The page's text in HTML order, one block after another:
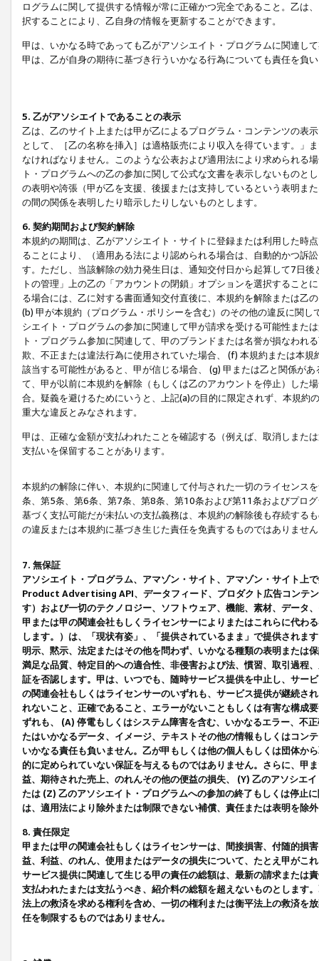
ログラムに関して提供する情報が常に正確かつ完全であること。乙は
択することにより、乙自身の情報を更新することができます。
甲は、いかなる時であっても乙がアソシエイト・プログラムに関連し
甲は、乙が自身の期待に基づき行ういかなる行為についても責任を負
5. 乙がアソシエイトであることの表示
乙は、乙のサイト上または甲が乙によるプログラム・コンテンツの表
として、［乙の名称を挿入］は適格販売により収入を得ています。」
なければなりません。このような公表および適用法により求められる
ト・プログラムへの乙の参加に関して公式な文書を表示しないもの
の表明や誇張（甲が乙を支援、後援または支持しているという表明ま
の間の関係を表明したり暗示したりしないものとします。
6. 契約期間および契約解除
本規約の期間は、乙がアソシエイト・サイトに登録または利用した時
ることにより、（適用ある法により認められる場合は、自動的かつ訴
す。ただし、当該解除の効力発生日は、通知交付日から起算して7日
トの管理」上の乙の「アカウントの閉鎖」オプションを選択するこ
る場合には、乙に対する書面通知交付直後に、本規約を解除または乙
(b) 甲が本規約（プログラム・ポリシーを含む）のその他の違反に関
シエイト・プログラムの参加に関連して甲が請求を受ける可能性また
ト・プログラム参加に関連して、甲のブランドまたは名誉が損なわれ
欺、不正または違法行為に使用されていた場合、 (f) 本規約または本
該当する可能性があると、甲が信じる場合、 (g) 甲または乙と関係が
て、甲が以前に本規約を解除（もしくは乙のアカウントを停止）した
合。疑義を避けるためにいうと、上記(a)の目的に限定されず、本規
重大な違反とみなされます。
甲は、正確な金額が支払われたことを確認する（例えば、取消しまた
支払いを保留することがあります。
本規約の解除に伴い、本規約に関連して付与された一切のライセンス
条、第5条、第6条、第7条、第8条、第10条および第11条およびプロ
基づく支払可能だが未払いの支払義務は、本規約の解除後も存続する
の違反または本規約に基づき生じた責任を免責するものではありませ
7. 無保証
アソシエイト・プログラム、アマゾン・サイト、アマゾン・サイト上
Product Advertising API、データフィード、プロダクト広告コンテ
す）および一切のテクノロジー、ソフトウェア、機能、素材、データ
甲または甲の関連会社もしくライセンサーによりまたはこれらに代わ
します。）は、「現状有姿」、「提供されているまま」で提供されま
明示、黙示、法定またはその他を問わず、いかなる種類の表明または
満足な品質、特定目的への適合性、非侵害および法、慣習、取引過程
証を否認します。甲は、いつでも、随時サービス提供を中止し、サー
の関連会社もしくはライセンサーのいずれも、サービス提供が継続さ
れないこと、正確であること、エラーがないこともしくは有害な構成
ずれも、 (A) 停電もしくはシステム障害を含む、いかなるエラー、不
たはいかなるデータ、イメージ、テキストその他の情報もしくはコン
いかなる責任も負いません。乙が甲もしくは他の個人もしくは団体か
的に定められていない保証を与えるものではありません。さらに、甲
益、期待された売上、のれんその他の便益の損失、 (Y) 乙のアソシエ
たは (Z) 乙のアソシエイト・プログラムへの参加の終了もしくは停止
は、適用法により除外または制限できない補償、責任または表明を除
8. 責任限定
甲または甲の関連会社もしくはライセンサーは、間接損害、付随的損
益、利益、のれん、使用またはデータの損失について、たとえ甲がこ
サービス提供に関連して生じる甲の責任の総額は、最新の請求または
支払われたまたは支払うべき、紹介料の総額を超えないものとします
法上の救済を求める権利を含め、一切の権利または衡平法上の救済を
任を制限するものではありません。